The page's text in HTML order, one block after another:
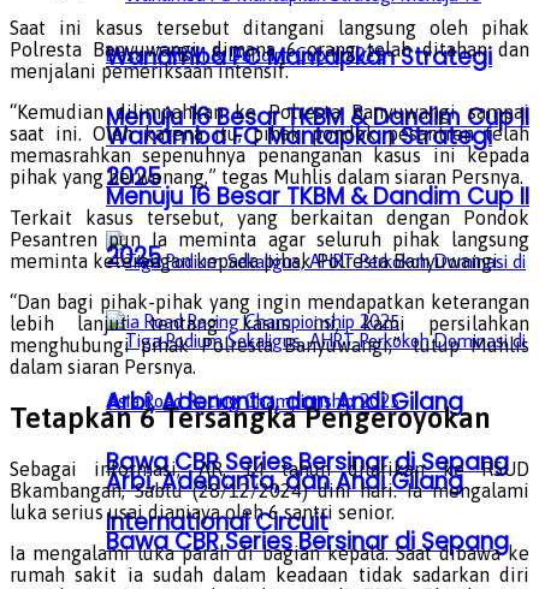
Wanamba FC Mantapkan Strategi
Menuju 16 Besar TKBM & Dandim Cup II
2025
Arbi, Adenanta, dan Andi Gilang
Bawa CBR Series Bersinar di Sepang
International Circuit
Wanamba FC Mantapkan Strategi
Menuju 16 Besar TKBM & Dandim Cup II
2025
Arbi, Adenanta, dan Andi Gilang
Bawa CBR Series Bersinar di Sepang
Saat ini kasus tersebut ditangani langsung oleh pihak
Polresta Banyuwangi, dimana 6 orang telah ditahan dan
menjalani pemeriksaan intensif.
“Kemudian dilimpahkan ke Polresta Banyuwangi sampai
saat ini. Oleh karena itu, pihak pondok pesantren telah
memasrahkan sepenuhnya penanganan kasus ini kepada
pihak yang berwenang,” tegas Muhlis dalam siaran Persnya.
Terkait kasus tersebut, yang berkaitan dengan Pondok
Pesantren pun Ia meminta agar seluruh pihak langsung
meminta keterangan kepada pihak Polresta Banyuwangi
“Dan bagi pihak-pihak yang ingin mendapatkan keterangan
lebih lanjut tentang kasus ini, kami persilahkan
menghubungi pihak Polresta Banyuwangi,” tutup Muhlis
dalam siaran Persnya.
Tetapkan 6 Tersangka Pengeroyokan
Sebagai informasi, AR, 14 tahun dilarikan ke RSUD
Bkambangan, Sabtu (28/12/2024) dini hari. Ia mengalami
luka serius usai dianiaya oleh 6 santri senior.
Ia mengalami luka parah di bagian kepala. Saat dibawa ke
rumah sakit ia sudah dalam keadaan tidak sadarkan diri